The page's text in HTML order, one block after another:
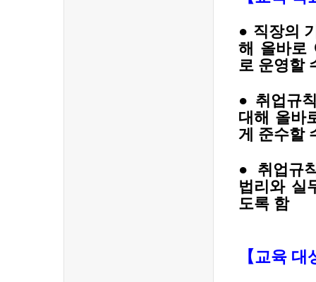
● 직장의
해 올바로
로 운영할
● 취업규
대해 올바
게 준수할
● 취업규
법리와 실
도록 함
【교육 대